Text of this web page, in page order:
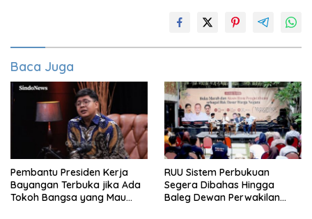
Baca Juga
Pembantu Presiden Kerja
Bayangan Terbuka jika Ada
Tokoh Bangsa yang Mau
RUU Sistem Perbukuan
Segera Dibahas Hingga
Baleg Dewan Perwakilan